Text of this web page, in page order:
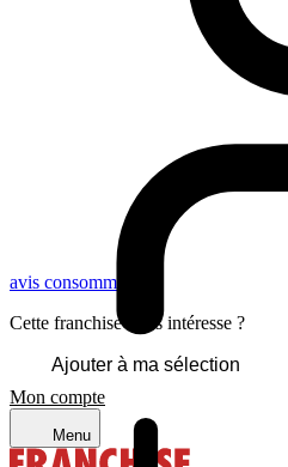
Mon compte
Menu
avis consommateurs
Cette franchise vous intéresse ?
Ajouter à ma sélection